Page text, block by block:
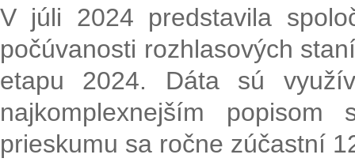
V júli 2024 predstavila
počúvanosti rozhlasových
etapu 2024. Dáta sú
najkomplexnejším popisom
prieskumu sa ročne zúčastní